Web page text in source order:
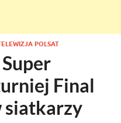
POLSAT
Final
siatkarzy